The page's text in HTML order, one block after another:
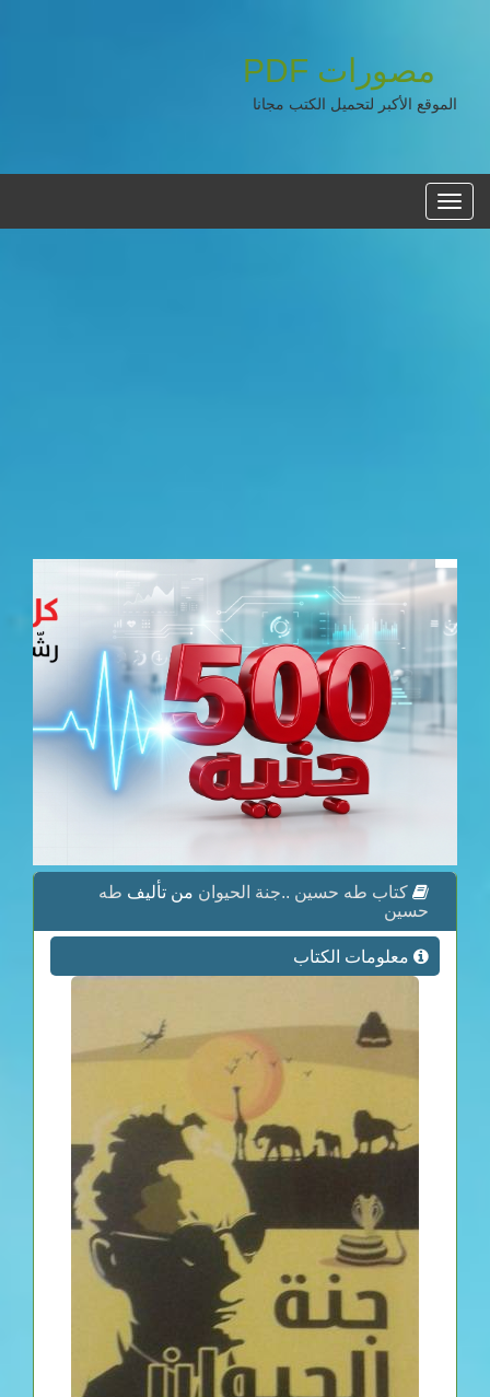
مصورات PDF
الموقع الأكبر لتحميل الكتب مجانا
القائمه
الرئيسية
كتاب طه حسين ..جنة الحيوان من تأليف طه
حسين
معلومات الكتاب